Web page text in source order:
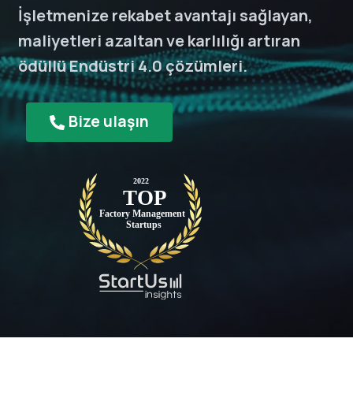
İşletmenize rekabet avantajı sağlayan,
maliyetleri azaltan ve karlılığı artıran
ödüllü Endüstri 4.0 çözümleri.
Bize ulaşın